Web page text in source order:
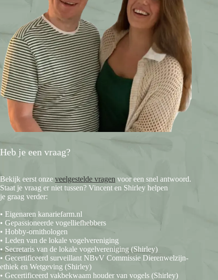
Heb je een vraag?
Bekijk eerst onze veelgestelde vragen voor een snel antwoord.
Staat je vraag er niet tussen? Vincent en Shirley helpen
je graag verder:
• Eigenaren kanariefarm.nl
• Gepassioneerde vogelliefhebbers
• Hobby-ornithologen
• Leden van de lokale vogelvereniging
• Secretaris van de lokale vogelvereniging (Shirley)
• Gecertificeerd surveillant NBvV Commissie Dierenwelzijn-
ethiek en Wetgeving (Shirley)
• Gecertificeerd vakbekwaam houder van vogels (Shirley)